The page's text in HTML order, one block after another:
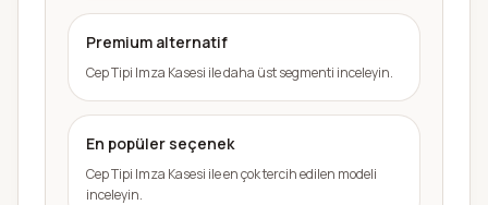
Premium alternatif
Cep Tipi Imza Kasesi ile daha üst segmenti inceleyin.
En popüler seçenek
Cep Tipi Imza Kasesi ile en çok tercih edilen modeli
inceleyin.